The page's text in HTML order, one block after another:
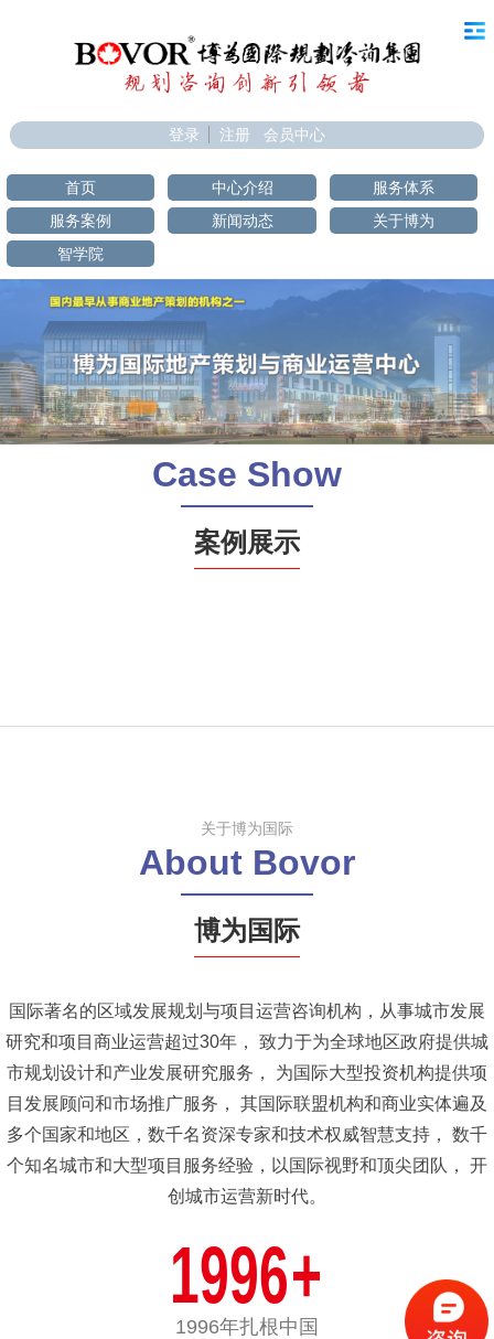
登录 注册 会员中心
首页 中心介绍
服务体系
服务案例
新闻动态
关于博为
智学院
Case Show
案例展示
关于博为国际
About Bovor
博为国际
国际著名的区域发展规划与项目运营咨询机构，从事城市发展
研究和项目商业运营超过30年， 致力于为全球地区政府提供城
市规划设计和产业发展研究服务，
为国际大型投资机构提供项
目发展顾问和市场推广服务，
其国际联盟机构和商业实体遍及
多个国家和地区，数千名资深专家和技术权威智慧支持， 数千
个知名城市和大型项目服务经验，以国际视野和顶尖团队，
开
创城市运营新时代。
1996+
1996年扎根中国